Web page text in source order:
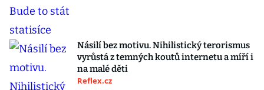
Násilí bez motivu. Nihilistický terorismus
vyrůstá z temných koutů internetu a míří i
na malé děti
Reflex.cz